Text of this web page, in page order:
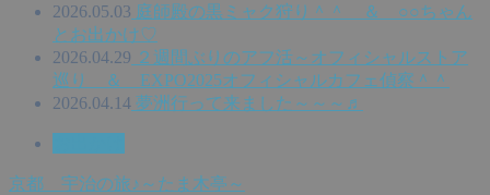
2026.05.03 庭師殿の黒ミャク狩り＾＾ ＆ ○○ちゃん
とお出かけ♡
2026.04.29 ２週間ぶりのアフ活～オフィシャルストア
巡り ＆ EXPO2025オフィシャルカフェ偵察＾＾
2026.04.14 夢洲行って来ました～～～♬
京都 宇治の旅♪～たま木亭～